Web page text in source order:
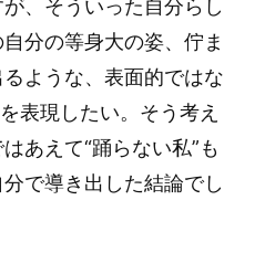
、そういった自分らし
分の等身大の姿、佇ま
ような、表面的ではな
表現したい。そう考え
あえて“踊らない私”も
で導き出した結論でし